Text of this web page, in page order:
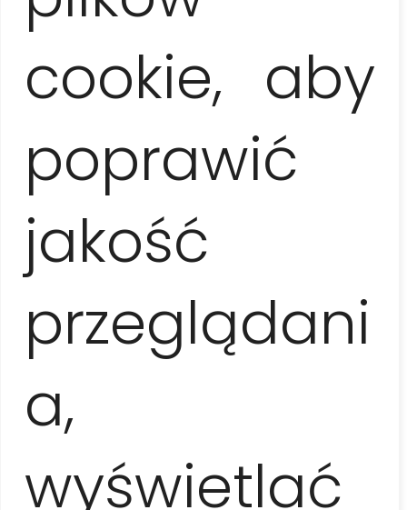
cookie, aby
poprawić
jakość
przeglądani
a,
wyświetlać
mogotes. Następnie zwiedzimy jedną z tych skał od
przeprawy łodzią po podziemnej rzece. Po przerwie
na
lunch w lokalnej restauracji zajrzymy na pobliską
plantację tytoniu, gdzie poznamy tajniki zwijania
przejażdżka konna
po okolicach Viñales (dodatkowo płatna). Na
zakończenie wizyty w Dolinie, pijąc przepyszną
piñacoladę będziemy podziwiać
jedno z największych malowideł na świecie – i
wyruszymy w drogę powrotną do Hawany.
Czas trwania
W cenie wycieczki
Opieka lokalnego przewodnika (w języku polskim /